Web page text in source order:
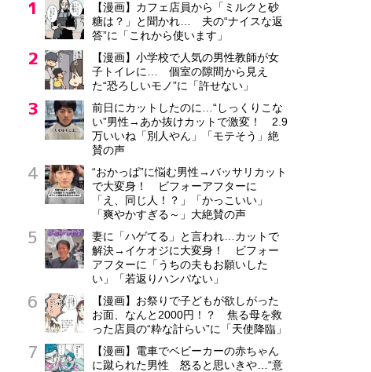
【漫画】カフェ店員から「ミルクと砂
糖は？」と聞かれ… 夫の“ナイスな返
答”に「これから使います」
【漫画】小学校で人気の男性教師が女
子トイレに… 個室の隙間から見え
た“恐ろしいモノ”に「許せない」
前日にカットしたのに…“しっくりこな
い”男性→あか抜けカットで激変！ 2.9
万いいね「別人やん」「モテそう」絶
賛の声
“おかっぱ”に悩む男性→バッサリカット
で大変身！ ビフォーアフターに
「え、同じ人！？」「かっこいい」
「爽やかすぎる～」大絶賛の声
妻に「ハゲてる」と言われ…カットで
解決→イケオジに大変身！ ビフォー
アフターに「うちの夫もお願いした
い」「若返りハンパない」
【漫画】お祭りで子どもが欲しがった
お面、なんと2000円！？ 焦る母を救
った店員の“粋な計らい”に「天使降臨」
【漫画】電車でベビーカーの赤ちゃん
に蹴られた男性 怒ると思いきや…“意